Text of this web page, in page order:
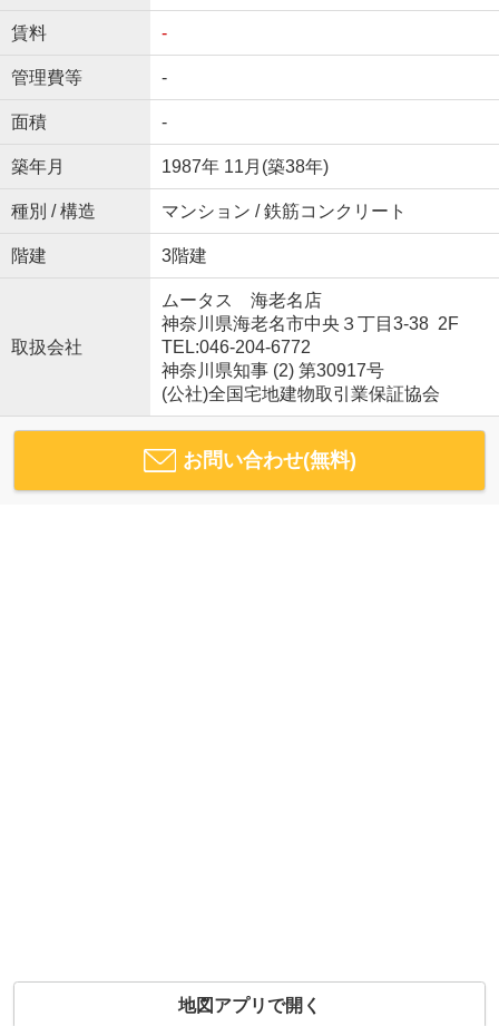
賃料 -
管理費等 -
面積 -
築年月 1987年 11月(築38年)
種別 / 構造 マンション / 鉄筋コンクリート
階建 3階建
取扱会社
ムータス 海老名店
神奈川県海老名市中央３丁目3-38 2F
TEL:046-204-6772
神奈川県知事 (2) 第30917号
(公社)全国宅地建物取引業保証協会
お問い合わせ(無料)
地図アプリで開く